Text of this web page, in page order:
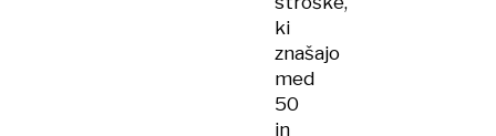
ki
znašajo
med
50
in